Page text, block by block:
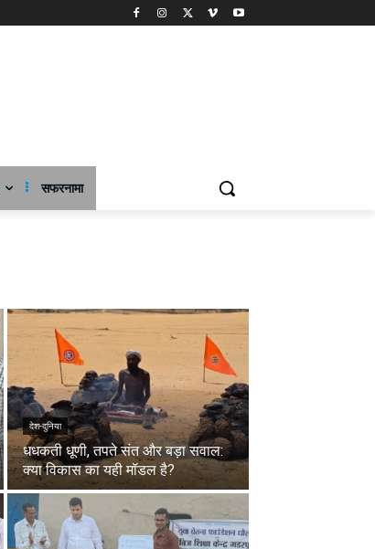
सफरनामा
देश-दुनिया
धधकती धूणी, तपते संत और बड़ा सवाल:
क्या विकास का यही मॉडल है?